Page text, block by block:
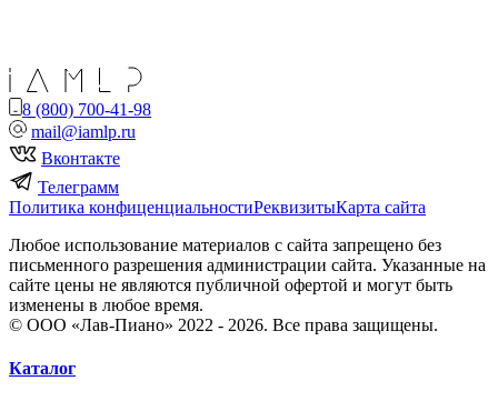
8 (800) 700-41-98
mail@iamlp.ru
Вконтакте
Телеграмм
Политика конфиценциальностиРеквизитыКарта сайта
Любое использование материалов с сайта запрещено без
письменного разрешения администрации сайта. Указанные на
сайте цены не являются публичной офертой и могут быть
изменены в любое время.
© ООО «Лав-Пиано» 2022 - 2026. Все права защищены.
Каталог